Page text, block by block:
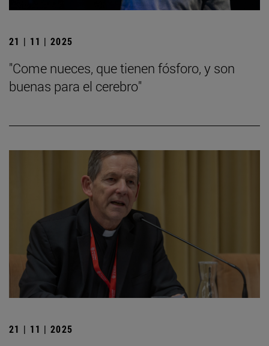
21 | 11 | 2025
"Come nueces, que tienen fósforo, y son
buenas para el cerebro"
21 | 11 | 2025